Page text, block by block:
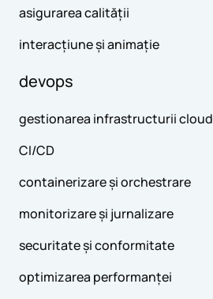
asigurarea calității
interacțiune și animație
devops
gestionarea infrastructurii cloud
CI/CD
containerizare și orchestrare
monitorizare și jurnalizare
securitate și conformitate
optimizarea performanței